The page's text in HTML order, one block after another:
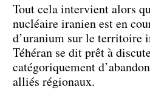
Tout cela intervient alors
nucléaire iranien est en
d’uranium sur le territoire
Téhéran se dit prêt à
catégoriquement
alliés régionaux.